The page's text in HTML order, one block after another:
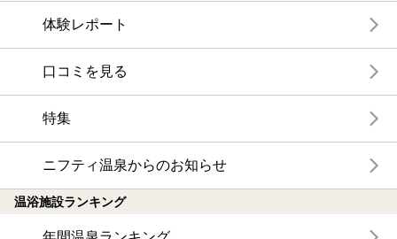
体験レポート
口コミを見る
特集
ニフティ温泉からのお知らせ
温浴施設ランキング